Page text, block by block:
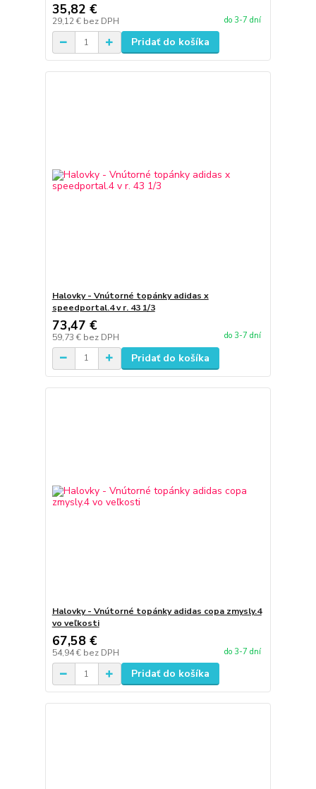
35,82 €
29,12 € bez DPH do 3-7 dní
Pridať do košíka
Halovky - Vnútorné topánky adidas x
speedportal.4 v r. 43 1/3
73,47 €
59,73 € bez DPH do 3-7 dní
Pridať do košíka
Halovky - Vnútorné topánky adidas copa zmysly.4
vo veľkosti
67,58 €
54,94 € bez DPH do 3-7 dní
Pridať do košíka